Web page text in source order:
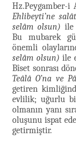
Hz.Peygamber-i
Ehlibeyti’ne
selâm olsun) ile
Bu mubarek
önemli
selâm olsun) ile
Bîset sonrası
Teâlâ O’na ve
getiren
evlilik; uğurlu
olmanın yanı
oluşunu ispat
getirmiştir.